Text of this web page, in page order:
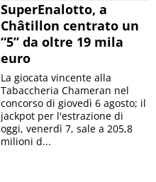
SuperEnalotto, a
Châtillon centrato un
“5” da oltre 19 mila
euro
La giocata vincente alla
Tabaccheria Chameran nel
concorso di giovedì 6 agosto; il
jackpot per l'estrazione di
oggi, venerdì 7, sale a 205,8
milioni d...